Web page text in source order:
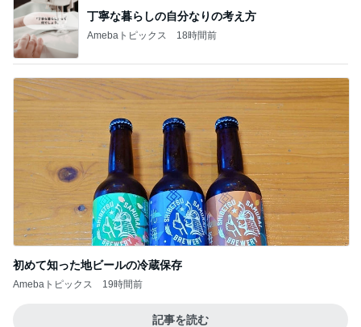
丁寧な暮らしの自分なりの考え方
Amebaトピックス 18時間前
初めて知った地ビールの冷蔵保存
Amebaトピックス 19時間前
記事を読む